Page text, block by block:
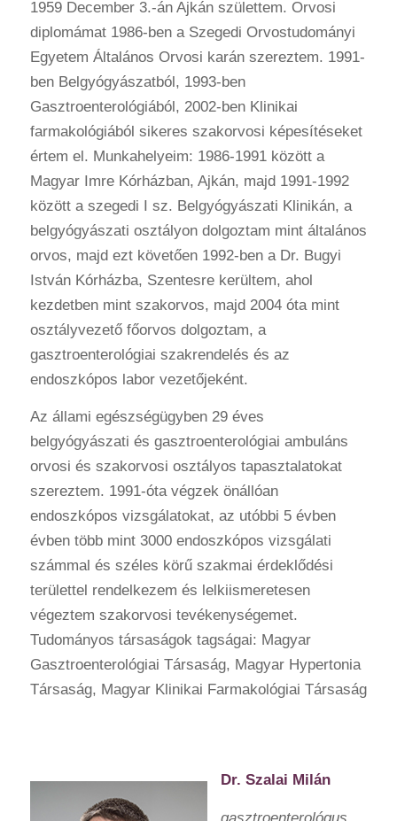
1959 December 3.-án Ajkán születtem. Orvosi
diplomámat 1986-ben a Szegedi Orvostudományi
Egyetem Általános Orvosi karán szereztem. 1991-
ben Belgyógyászatból, 1993-ben
Gasztroenterológiából, 2002-ben Klinikai
farmakológiából sikeres szakorvosi képesítéseket
értem el. Munkahelyeim: 1986-1991 között a
Magyar Imre Kórházban, Ajkán, majd 1991-1992
között a szegedi I sz. Belgyógyászati Klinikán, a
belgyógyászati osztályon dolgoztam mint általános
orvos, majd ezt követően 1992-ben a Dr. Bugyi
István Kórházba, Szentesre kerültem, ahol
kezdetben mint szakorvos, majd 2004 óta mint
osztályvezető főorvos dolgoztam, a
gasztroenterológiai szakrendelés és az
endoszkópos labor vezetőjeként.
Az állami egészségügyben 29 éves
belgyógyászati és gasztroenterológiai ambuláns
orvosi és szakorvosi osztályos tapasztalatokat
szereztem. 1991-óta végzek önállóan
endoszkópos vizsgálatokat, az utóbbi 5 évben
évben több mint 3000 endoszkópos vizsgálati
számmal és széles körű szakmai érdeklődési
területtel rendelkezem és lelkiismeretesen
végeztem szakorvosi tevékenységemet.
Tudományos társaságok tagságai: Magyar
Gasztroenterológiai Társaság, Magyar Hypertonia
Társaság, Magyar Klinikai Farmakológiai Társaság
Dr. Szalai Milán
gasztroenterológus